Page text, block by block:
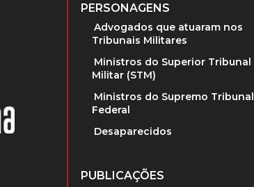
PERSONAGENS
Advogados que atuaram nos
Tribunais Militares
Ministros do Superior Tribunal
Militar (STM)
Ministros do Supremo Tribunal
Federal
Desaparecidos
PUBLICAÇÕES